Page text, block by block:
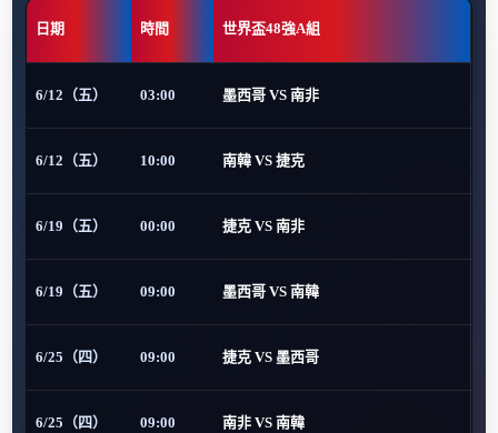
日期 時間 世界盃48強A組
6/12（五） 03:00 墨西哥 VS 南非
6/12（五） 10:00 南韓 VS 捷克
6/19（五） 00:00 捷克 VS 南非
6/19（五） 09:00 墨西哥 VS 南韓
6/25（四） 09:00 捷克 VS 墨西哥
6/25（四） 09:00 南非 VS 南韓